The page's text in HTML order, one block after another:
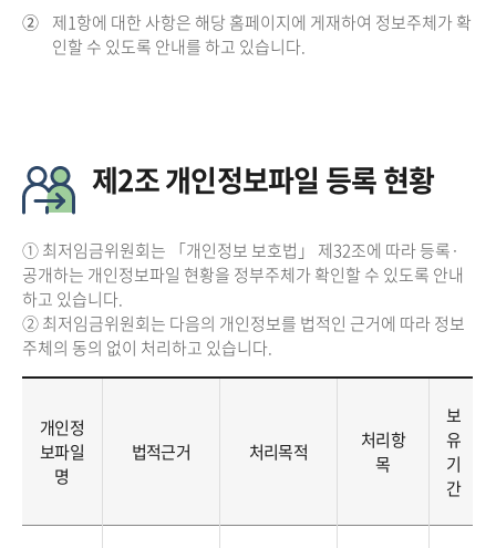
② 제1항에 대한 사항은 해당 홈페이지에 게재하여 정보주체가 확
인할 수 있도록 안내를 하고 있습니다.
제2조 개인정보파일 등록 현황
① 최저임금위원회는 「개인정보 보호법」 제32조에 따라 등록·
공개하는 개인정보파일 현황을 정부주체가 확인할 수 있도록 안내
하고 있습니다.
② 최저임금위원회는 다음의 개인정보를 법적인 근거에 따라 정보
주체의 동의 없이 처리하고 있습니다.
개인정
보파일
명
법적근거 처리목적
처리항
목
보
유
기
간